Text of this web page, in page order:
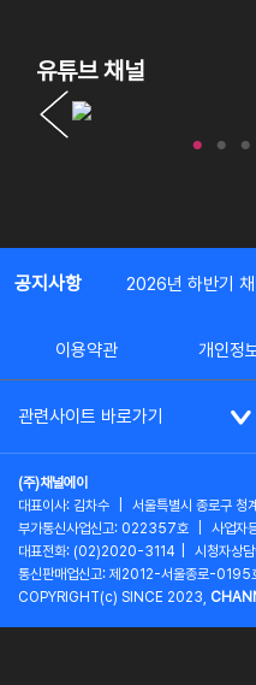
유튜브 채널
공지사항 2026년 하반기
이용약관 개인정
관련사이트 바로가기
(주)채널에이
대표이사: 김차수
서울특별시 종로구
부가통신사업신고: 022357호
사업
대표전화: (02)2020-3114
시청자상
통신판매업신고: 제2012-서울종로-0195
COPYRIGHT(c) SINCE 2023,